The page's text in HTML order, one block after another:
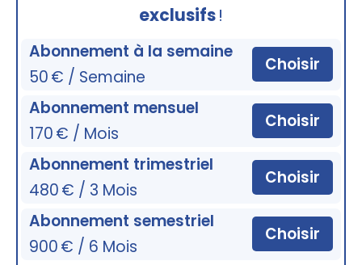
exclusifs!
Abonnement à la semaine
50 € / Semaine
Choisir
Abonnement mensuel
170 € / Mois
Choisir
Abonnement trimestriel
480 € / 3 Mois
Choisir
Abonnement semestriel
900 € / 6 Mois
Choisir